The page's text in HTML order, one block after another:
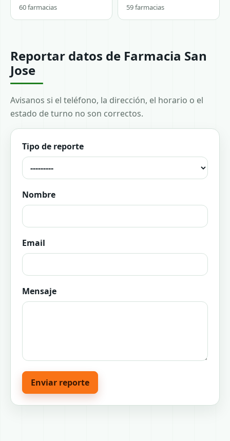
60 farmacias 59 farmacias
Reportar datos de Farmacia San
Jose
Avisanos si el teléfono, la dirección, el horario o el
estado de turno no son correctos.
Tipo de reporte
Nombre
Email
Mensaje
Enviar reporte